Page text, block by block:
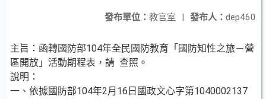
發布人： dep460
發布單位： 教官室 |
主旨：函轉國防部104年全民國防教育「國防知性之旅－營
區開放」活動期程表，請 查照。
說明：
一、依據國防部104年2月16日國政文心字第1040002137